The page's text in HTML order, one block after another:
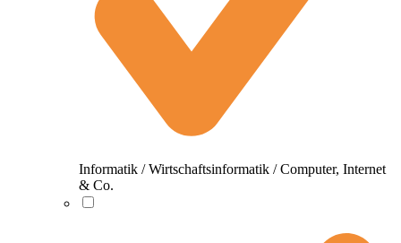
Informatik / Wirtschaftsinformatik / Computer, Internet
& Co.